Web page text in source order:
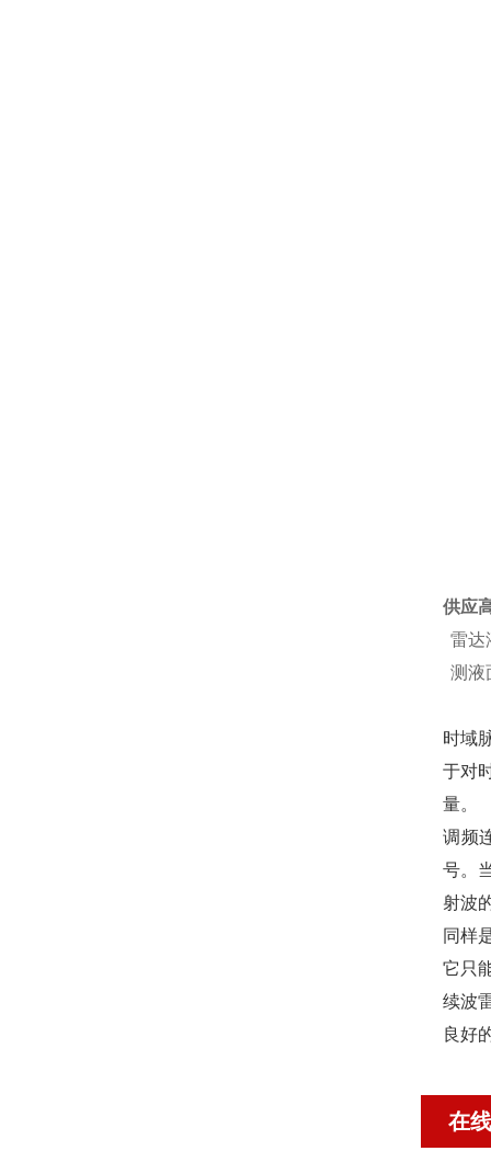
供应
雷达
测液
时域
于对
量。
调频
号。
射波
同样
它只
续波
良好
在